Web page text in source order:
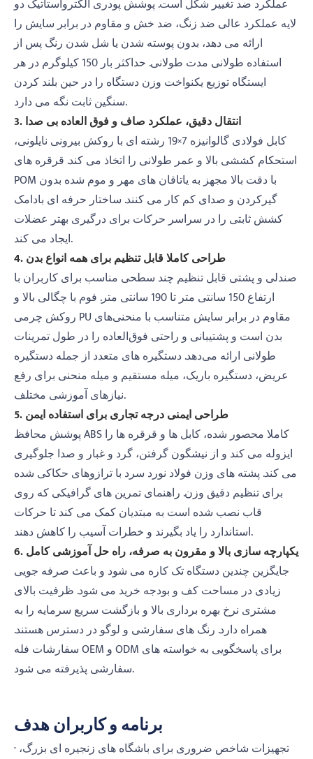
عملکرد ضد تغییر شکل است. پوشش پودری الکترواستاتیک دو
لایه عملکرد عالی ضد زنگ، ضد خش و مقاوم در برابر سایش را
ارائه می دهد، بدون پوسته شدن یا شل شدن رنگ پس از
استفاده طولانی مدت طولانی. حداکثر بار 150 کیلوگرم در هر
ایستگاه توزیع یکنواخت وزن دستگاه را در حین بلند کردن
سنگین ثابت نگه می دارد.
3. انتقال دقیق، عملکرد صاف و فوق العاده بی صدا
کابل فولادی گالوانیزه 7×19 رشته ای با روکش بیرونی نایلونی،
استحکام کششی بالا و عمر طولانی را اتخاذ می کند. قرقره های
POM با دقت بالا مجهز به یاتاقان های مهر و موم شده بدون
گیرکردن و صدای کم کار می کنند. ساختار حرفه ای بادامک
کشش ثابتی را در سراسر حرکات برای درگیری بهتر عضلات
ایجاد می کند.
4. طراحی کاملا قابل تنظیم برای همه انواع بدن
صندلی و پشتی قابل تنظیم چند سطحی مناسب برای کاربران با
ارتفاع 150 سانتی متر تا 190 سانتی متر. فوم با چگالی بالا و
روکش چرمی PU مقاوم در برابر سایش متناسب با منحنی‌های
بدن است و پشتیبانی و راحتی فوق‌العاده را در طول تمرینات
طولانی ارائه می‌دهد. دستگیره های متعدد از جمله دستگیره
عریض، دستگیره باریک، میله مستقیم و میله منحنی برای رفع
نیازهای آموزشی مختلف.
5. طراحی ایمنی درجه تجاری برای استفاده ایمن
پوشش محافظ ABS کاملا محصور شده، کابل ها و قرقره ها را
ایزوله می کند و از نیشگون گرفتن، گرد و غبار و صدا جلوگیری
می کند. پشته های وزن فولاد نورد سرد با ترازوهای حکاکی شده
برای تنظیم دقیق وزن. راهنمای تمرین های گرافیکی که روی
قاب نصب شده است به مبتدیان کمک می کند تا حرکات
استاندارد را یاد بگیرند و خطرات آسیب را کاهش دهند.
6. یکپارچه سازی بالا و مقرون به صرفه، راه حل آموزشی کامل
جایگزین چندین دستگاه تک کاره می شود و باعث صرفه جویی
زیادی در مساحت کف و بودجه خرید می شود. ظرفیت بالای
مشتری نرخ بهره برداری بالا و بازگشت سریع سرمایه را به
همراه دارد. رنگ های سفارشی و لوگو در دسترس هستند.
سفارشات فله OEM و ODM برای پاسخگویی به خواسته های
سفارشی پذیرفته می شود.
برنامه و کاربران هدف
· تجهیزات شاخص ضروری برای باشگاه های زنجیره ای بزرگ،